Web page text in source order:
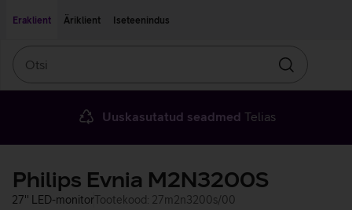
Eraklient
Äriklient Iseteenindus
Otsin
Uuskasutatud seadmed Telias
Philips Evnia M2N3200S
27'' LED-monitorTootekood: 27m2n3200s/00